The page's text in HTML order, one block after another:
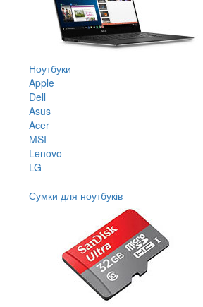
Ноутбуки
Apple
Dell
Asus
Acer
MSI
Lenovo
LG
Сумки для ноутбуків